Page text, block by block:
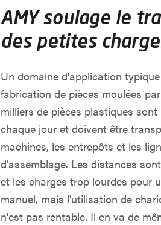
AMY soulage le
des petites
Un domaine d'application
fabrication de pièces moulées
milliers de pièces plastiques
chaque jour et doivent être
machines, les entrepôts et les
d’assemblage. Les distances
et les charges trop lourdes pour
manuel, mais l'utilisation de
n'est pas rentable. Il en va de